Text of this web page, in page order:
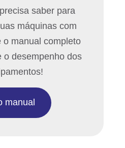
saber para
máquinas com
o manual completo
o desempenho dos
manual